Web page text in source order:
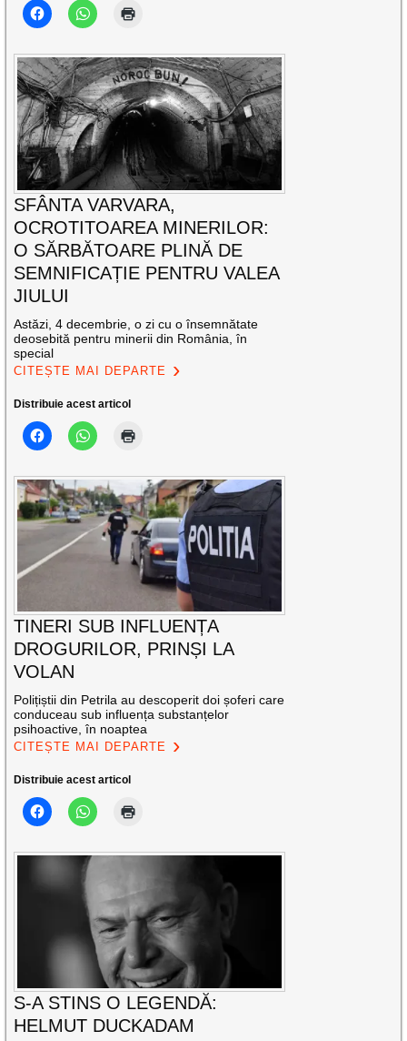
SFÂNTA VARVARA,
OCROTITOAREA MINERILOR:
O SĂRBĂTOARE PLINĂ DE
SEMNIFICAȚIE PENTRU VALEA
JIULUI
Astăzi, 4 decembrie, o zi cu o însemnătate
deosebită pentru minerii din România, în
special
CITEȘTE MAI DEPARTE
Distribuie acest articol
TINERI SUB INFLUENȚA
DROGURILOR, PRINȘI LA
VOLAN
Polițiștii din Petrila au descoperit doi șoferi care
conduceau sub influența substanțelor
psihoactive, în noaptea
CITEȘTE MAI DEPARTE
Distribuie acest articol
S-A STINS O LEGENDĂ:
HELMUT DUCKADAM